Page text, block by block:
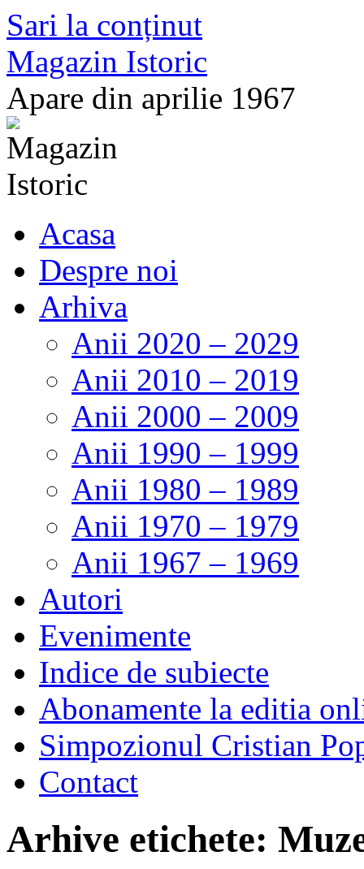
Sari la conținut
Magazin Istoric
Apare din aprilie 1967
Acasa
Despre noi
Arhiva
Anii 2020 – 2029
Anii 2010 – 2019
Anii 2000 – 2009
Anii 1990 – 1999
Anii 1980 – 1989
Anii 1970 – 1979
Anii 1967 – 1969
Autori
Evenimente
Indice de subiecte
Abonamente la editia
Simpozionul Cristian
Contact
Arhive etichete: